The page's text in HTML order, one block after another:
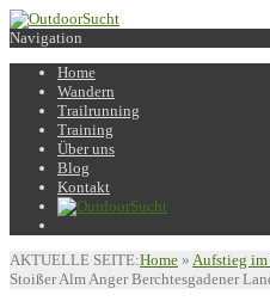
Navigation
Home
Wandern
Trailrunning
Training
Über uns
Blog
Kontakt
AKTUELLE SEITE:Home » Aufstieg im
Stoißer Alm Anger Berchtesgadener